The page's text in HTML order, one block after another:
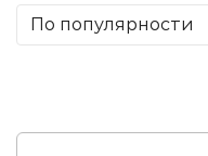
По популярности